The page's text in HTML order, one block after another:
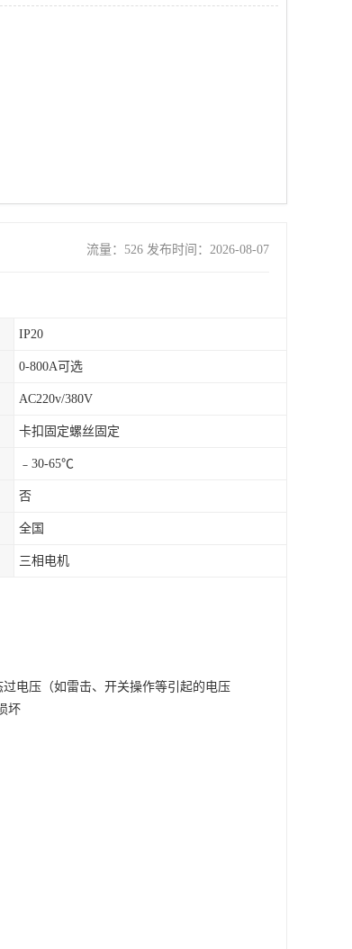
流量：526 发布时间：2026-08-07
IP20
0-800A可选
AC220v/380V
卡扣固定螺丝固定
﹣30-65℃
否
全国
三相电机
过电压（如雷击、开关操作等引起的电压
坏